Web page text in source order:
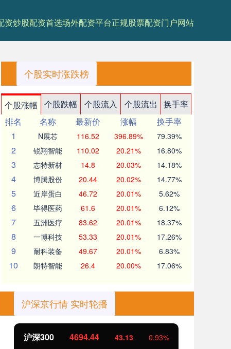
资炒股配资首选场外配资平台正规股票配资门户网站
个股实时涨跌榜
个股涨幅 个股跌幅 个股流入 个股流出
换手率
排名
名称 最新价 涨幅
换手率
1
N展芯 116.52 396.89% 79.39%
2 锐翔智能 110.02 20.21% 16.80%
3 志特新材 14.8 20.03% 14.18%
4 博腾股份 20.44 20.02% 14.77%
5 近岸蛋白 46.72 20.01% 5.62%
6 毕得医药 61.6 20.01% 6.12%
7 五洲医疗 83.62 20.01% 18.37%
8 一博科技 53.33 20.01% 17.26%
9 耐科装备 49.67 20.01% 6.83%
10 朗特智能 26.4 20.00% 17.06%
沪深京行情 实时轮播
43.13 0.93% 北证50